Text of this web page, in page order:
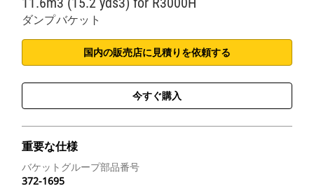
ダンプバケット
国内の販売店に見積りを依頼する
今すぐ購入
重要な仕様
バケットグループ部品番号
372-1695